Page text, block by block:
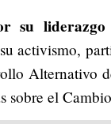
su
activismo,
Alternativo
sobre el